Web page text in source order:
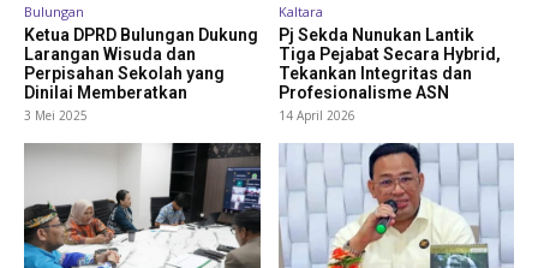
Bulungan
Ketua DPRD Bulungan Dukung
Larangan Wisuda dan
Perpisahan Sekolah yang
Dinilai Memberatkan
3 Mei 2025
Kaltara
Pj Sekda Nunukan Lantik
Tiga Pejabat Secara Hybrid,
Tekankan Integritas dan
Profesionalisme ASN
14 April 2026